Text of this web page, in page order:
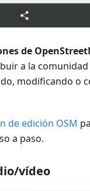
de
a la
modificando o
de edición OSM
a paso.
vídeo